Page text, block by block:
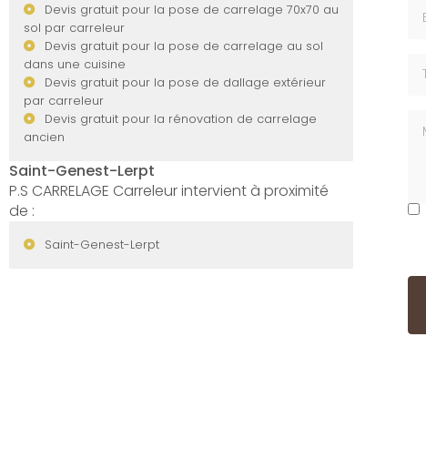
Devis gratuit pour la pose de carrelage 70x70 au
sol par carreleur
Devis gratuit pour la pose de carrelage au sol
dans une cuisine
Devis gratuit pour la pose de dallage extérieur
par carreleur
Devis gratuit pour la rénovation de carrelage
ancien
Saint-Genest-Lerpt
P.S CARRELAGE Carreleur intervient à proximité
de :
Saint-Genest-Lerpt